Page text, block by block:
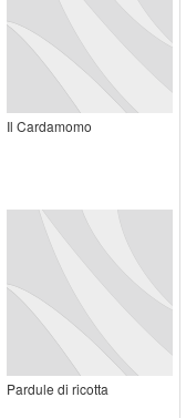
Il Cardamomo
Pardule di ricotta